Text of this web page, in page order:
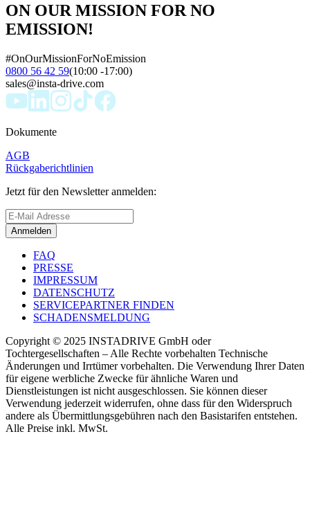
ON OUR MISSION FOR NO
EMISSION!
#OnOurMissionForNoEmission
0800 56 42 59(10:00 -17:00)
sales@insta-drive.com
Dokumente
AGB
Rückgaberichtlinien
Jetzt für den Newsletter anmelden:
Anmelden
FAQ
PRESSE
IMPRESSUM
DATENSCHUTZ
SERVICEPARTNER FINDEN
SCHADENSMELDUNG
Copyright © 2025 INSTADRIVE GmbH oder
Tochtergesellschaften – Alle Rechte vorbehalten Technische
Änderungen und Irrtümer vorbehalten. Die Verwendung Ihrer Daten
für eigene werbliche Zwecke für ähnliche Waren und
Dienstleistungen ist nicht ausgeschlossen. Sie können dieser
Verwendung jederzeit widerrufen, ohne dass für den Widerspruch
andere als Übermittlungsgebühren nach den Basistarifen entstehen.
Alle Preise inkl. MwSt.